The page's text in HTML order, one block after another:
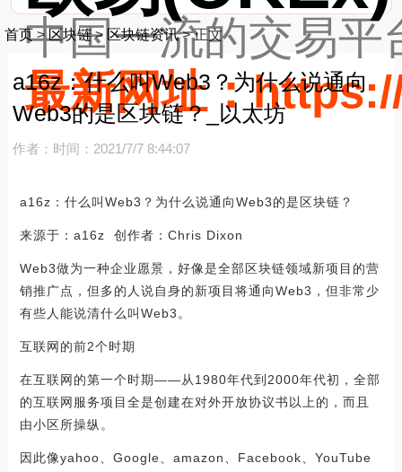
中国一流的交易平
最新网址：
首页>区块链> 区块链资讯>正文
a16z：什么叫Web3？为什么说通向
Web3的是区块链？_以太坊
作者： 时间：2021/7/7 8:44:07
a16z：什么叫Web3？为什么说通向Web3的是区块链？
来源于：a16z 创作者：Chris Dixon
Web3做为一种企业愿景，好像是全部区块链领域新项目的营
销推广点，但多的人说自身的新项目将通向Web3，但非常少
有些人能说清什么叫Web3。
互联网的前2个时期
在互联网的第一个时期——从1980年代到2000年代初，全部
的互联网服务项目全是创建在对外开放协议书以上的，而且
由小区所操纵。
因此像yahoo、Google、amazon、Facebook、YouTube